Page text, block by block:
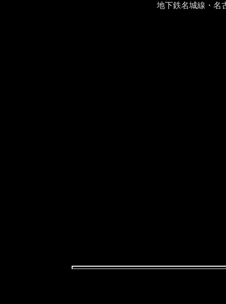
地下鉄名城線・名